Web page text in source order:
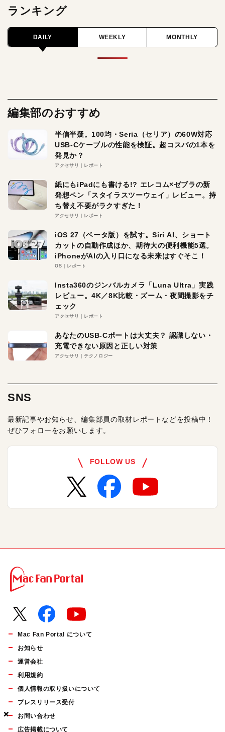
×
×
×
ランキング
DAILY WEEKLY MONTHLY
編集部のおすすめ
半信半疑。100均・Seria（セリア）の60W対応
USB-Cケーブルの性能を検証。超コスパの1本を
発見か？
アクセサリ レポート
紙にもiPadにも書ける!? エレコム×ゼブラの新
発想ペン「スタイラスツーウェイ」レビュー。持
ち替え不要がラクすぎた！
アクセサリ レポート
iOS 27（ベータ版）を試す。Siri AI、ショート
カットの自動作成ほか、期待大の便利機能5選。
iPhoneがAIの入り口になる未来はすぐそこ！
OS レポート
Insta360のジンバルカメラ「Luna Ultra」実践
レビュー。4K／8K比較・ズーム・夜間撮影をチ
ェック
アクセサリ レポート
あなたのUSB-Cポートは大丈夫？ 認識しない・
充電できない原因と正しい対策
アクセサリ テクノロジー
SNS
最新記事やお知らせ、編集部員の取材レポートなどを投稿中！
ぜひフォローをお願いします。
FOLLOW US
Mac Fan Portal について
お知らせ
運営会社
利用規約
個人情報の取り扱いについて
プレスリリース受付
お問い合わせ
広告掲載について